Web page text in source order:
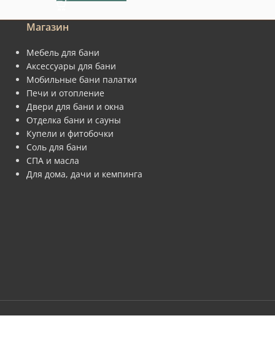
Магазин
Мебель для бани
Аксессуары для бани
Мобильные бани палатки
Печи и отопление
Двери для бани и окна
Отделка бани и сауны
Купели и фитобочки
Соль для бани
СПА и масла
Для дома, дачи и кемпинга